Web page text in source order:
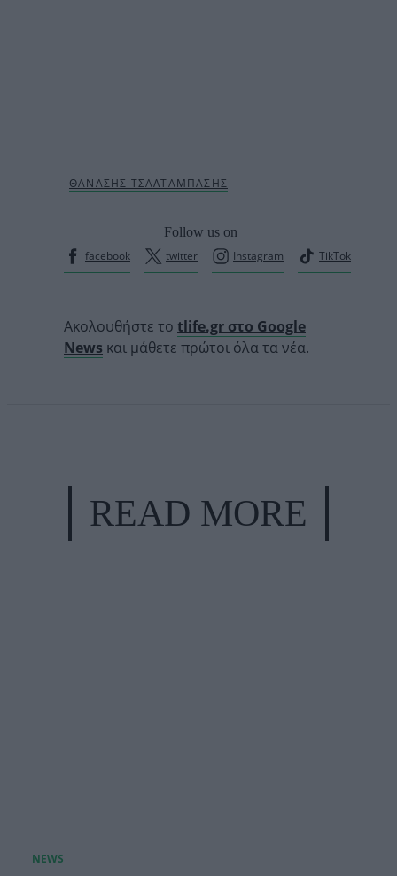
Follow us on
facebook
twitter Instagram TikTok
Ακολουθήστε το tlife.gr στο Google
News και μάθετε πρώτοι όλα τα νέα.
READ MORE